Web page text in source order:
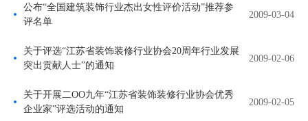
公布“全国建筑装饰行业杰出女性评价活动”推荐参
评名单
2009-03-04
关于评选“江苏省装饰装修行业协会20周年行业发展
突出贡献人士”的通知
2009-02-06
关于开展二OO九年“江苏省装饰装修行业协会优秀
企业家”评选活动的通知
2009-02-05